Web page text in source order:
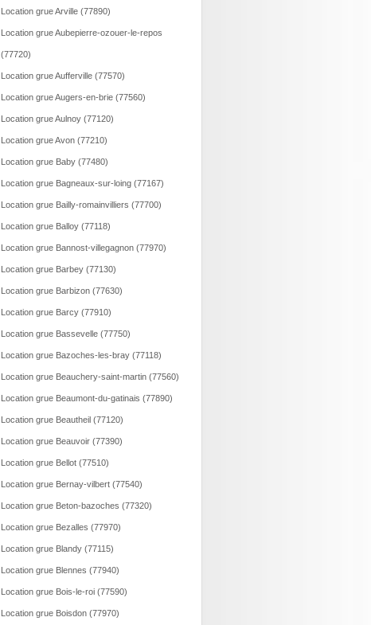
Location grue Arville (77890)
Location grue Aubepierre-ozouer-le-repos
(77720)
Location grue Aufferville (77570)
Location grue Augers-en-brie (77560)
Location grue Aulnoy (77120)
Location grue Avon (77210)
Location grue Baby (77480)
Location grue Bagneaux-sur-loing (77167)
Location grue Bailly-romainvilliers (77700)
Location grue Balloy (77118)
Location grue Bannost-villegagnon (77970)
Location grue Barbey (77130)
Location grue Barbizon (77630)
Location grue Barcy (77910)
Location grue Bassevelle (77750)
Location grue Bazoches-les-bray (77118)
Location grue Beauchery-saint-martin (77560)
Location grue Beaumont-du-gatinais (77890)
Location grue Beautheil (77120)
Location grue Beauvoir (77390)
Location grue Bellot (77510)
Location grue Bernay-vilbert (77540)
Location grue Beton-bazoches (77320)
Location grue Bezalles (77970)
Location grue Blandy (77115)
Location grue Blennes (77940)
Location grue Bois-le-roi (77590)
Location grue Boisdon (77970)